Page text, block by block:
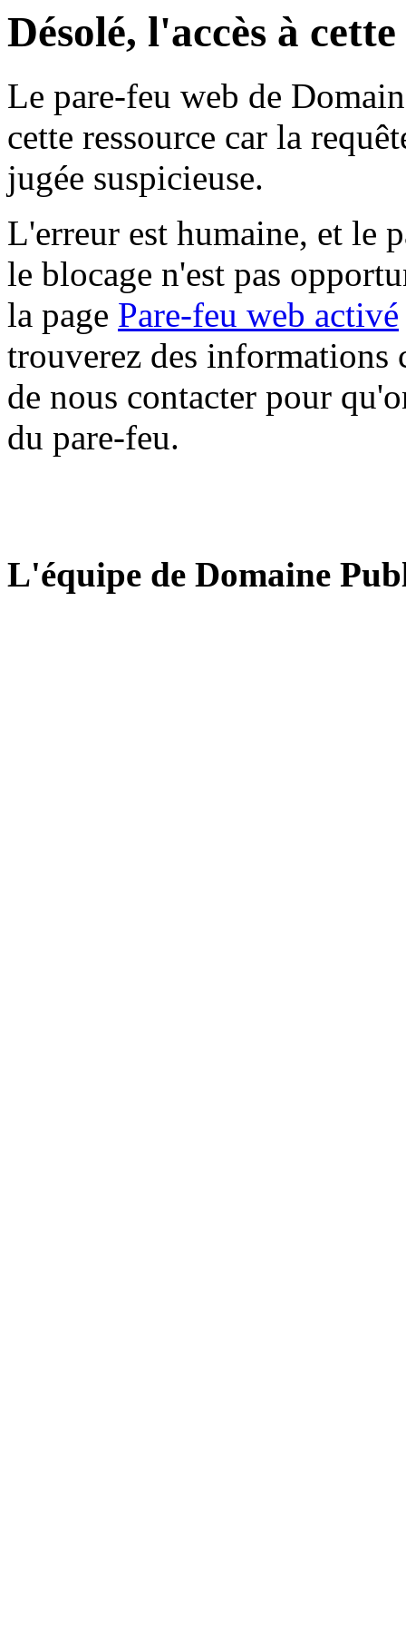
Désolé, l'accès à
Le pare-feu web de
cette ressource car la
jugée suspicieuse.
L'erreur est humaine, et le
le blocage n'est pas
la page Pare-feu web activé
trouverez des informations
de nous contacter pour
du pare-feu.
L'équipe de Domaine